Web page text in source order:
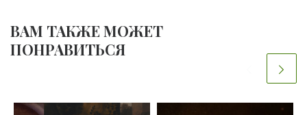
ВАМ ТАКЖЕ МОЖЕТ
ПОНРАВИТЬСЯ